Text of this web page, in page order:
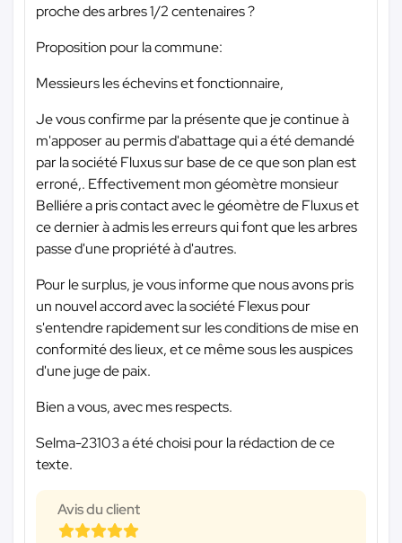
proche des arbres 1/2 centenaires ?
Proposition pour la commune:
Messieurs les échevins et fonctionnaire,
Je vous confirme par la présente que je continue à
m'apposer au permis d'abattage qui a été demandé
par la société Fluxus sur base de ce que son plan est
erroné,. Effectivement mon géomètre monsieur
Belliére a pris contact avec le géomètre de Fluxus et
ce dernier à admis les erreurs qui font que les arbres
passe d'une propriété à d'autres.
Pour le surplus, je vous informe que nous avons pris
un nouvel accord avec la société Flexus pour
s'entendre rapidement sur les conditions de mise en
conformité des lieux, et ce même sous les auspices
d'une juge de paix.
Bien a vous, avec mes respects.
Selma-23103 a été choisi pour la rédaction de ce
texte.
Avis du client